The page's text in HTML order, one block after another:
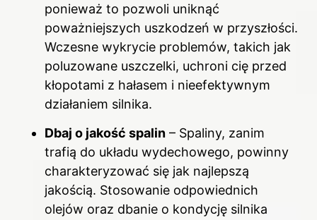
ponieważ to pozwoli uniknąć
poważniejszych uszkodzeń w przyszłości.
Wczesne wykrycie problemów, takich jak
poluzowane uszczelki, uchroni cię przed
kłopotami z hałasem i nieefektywnym
działaniem silnika.
Dbaj o jakość spalin – Spaliny, zanim
trafią do układu wydechowego, powinny
charakteryzować się jak najlepszą
jakością. Stosowanie odpowiednich
olejów oraz dbanie o kondycję silnika